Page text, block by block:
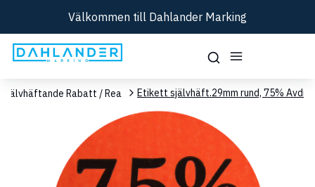
Välkommen till Dahlander Marking
Självhäftande Rabatt / Rea Etikett självhäft.29mm rund, 75% Avdr.